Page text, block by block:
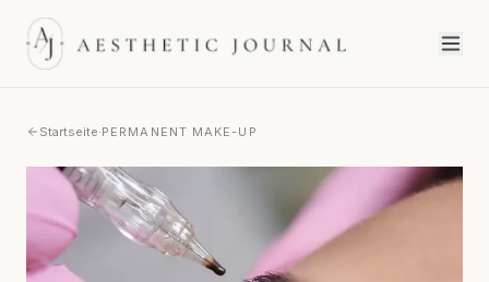
Startseite·PERMANENT MAKE-UP